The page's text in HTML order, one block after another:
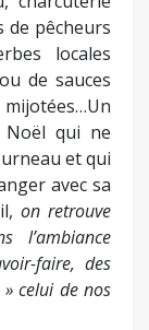
de pêcheurs
locales
de sauces
Noël qui ne
et qui
avec sa
on retrouve
l’ambiance
faire, des
celui de nos